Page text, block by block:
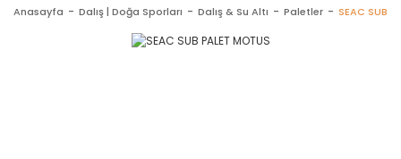
Anasayfa Dalış | Doğa Sporları Dalış & Su Altı Paletler SEAC SUB